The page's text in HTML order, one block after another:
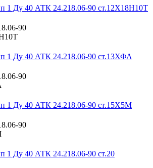
1 Ду 40 АТК 24.218.06-90 ст.12Х18Н10Т
90
1 Ду 40 АТК 24.218.06-90 ст.13ХФА
90
1 Ду 40 АТК 24.218.06-90 ст.15Х5М
90
1 Ду 40 АТК 24.218.06-90 ст.20